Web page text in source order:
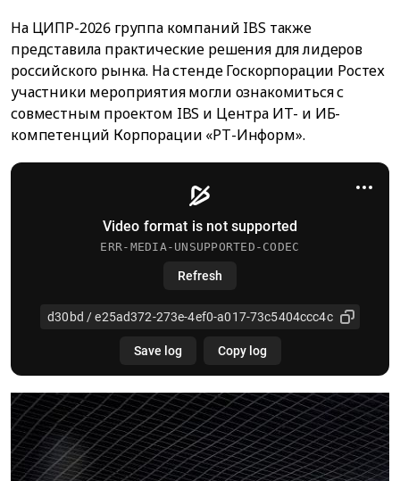
На ЦИПР-2026 группа компаний IBS также
представила практические решения для лидеров
российского рынка. На стенде Госкорпорации Ростех
участники мероприятия могли ознакомиться с
совместным проектом IBS и Центра ИТ- и ИБ-
компетенций Корпорации «РТ-Информ».